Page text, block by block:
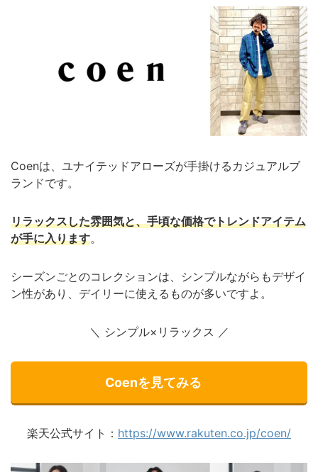
Coenは、ユナイテッドアローズが手掛けるカジュアルブ
ランドです。
リラックスした雰囲気と、手頃な価格でトレンドアイテム
が手に入ります。
シーズンごとのコレクションは、シンプルながらもデザイ
ン性があり、デイリーに使えるものが多いですよ。
＼ シンプル×リラックス ／
Coenを見てみる
楽天公式サイト： https://www.rakuten.co.jp/coen/